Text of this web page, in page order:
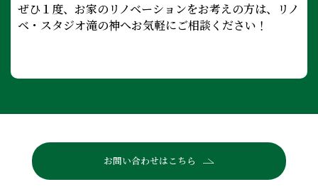
ぜひ１度、お家のリノベーションをお考えの方は、リノ
ベ・スタジオ滝の神へお気軽にご相談ください！
お問い合わせはこちら